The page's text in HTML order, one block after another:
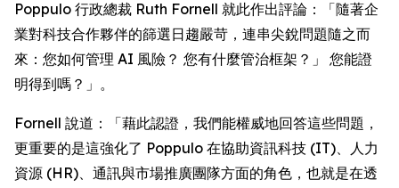
Poppulo 行政總裁 Ruth Fornell 就此作出評論：「隨著企
業對科技合作夥伴的篩選日趨嚴苛，連串尖銳問題隨之而
來：您如何管理 AI 風險？ 您有什麼管治框架？」 您能證
明得到嗎？」。
Fornell 說道：「藉此認證，我們能權威地回答這些問題，
更重要的是這強化了 Poppulo 在協助資訊科技 (IT)、人力
資源 (HR)、通訊與市場推廣團隊方面的角色，也就是在透